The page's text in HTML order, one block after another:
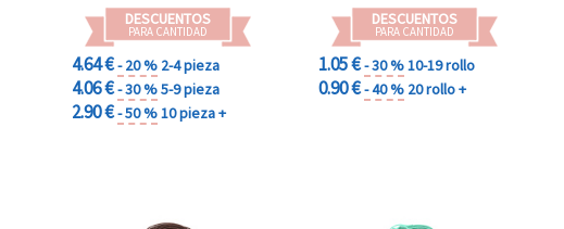
DESCUENTOS
PARA CANTIDAD
4.64 €- 20 % 2-4 pieza
4.06 €- 30 %5-9 pieza
2.90 €- 50 %10 pieza +
DESCUENTOS
PARA CANTIDAD
1.05 €- 30 %10-19 rollo
0.90 €- 40 % 20 rollo +